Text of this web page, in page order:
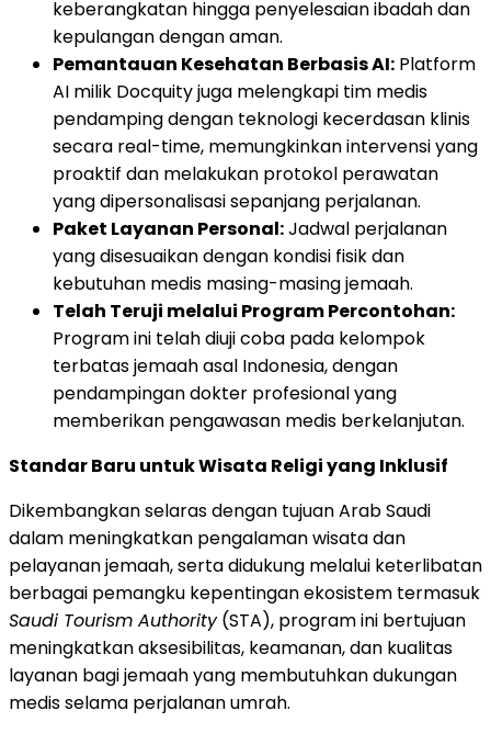
keberangkatan hingga penyelesaian ibadah dan
kepulangan dengan aman.
Pemantauan Kesehatan Berbasis AI: Platform
AI milik Docquity juga melengkapi tim medis
pendamping dengan teknologi kecerdasan klinis
secara real-time, memungkinkan intervensi yang
proaktif dan melakukan protokol perawatan
yang dipersonalisasi sepanjang perjalanan.
Paket Layanan Personal:Jadwal perjalanan
yang disesuaikan dengan kondisi fisik dan
kebutuhan medis masing-masing jemaah.
Telah Teruji melalui Program Percontohan:
Program ini telah diuji coba pada kelompok
terbatas jemaah asal Indonesia, dengan
pendampingan dokter profesional yang
memberikan pengawasan medis berkelanjutan.
Standar Baru untuk Wisata Religi yang Inklusif
Dikembangkan selaras dengan tujuan Arab Saudi
dalam meningkatkan pengalaman wisata dan
pelayanan jemaah, serta didukung melalui keterlibatan
berbagai pemangku kepentingan ekosistem termasuk
Saudi Tourism Authority(STA), program ini bertujuan
meningkatkan aksesibilitas, keamanan, dan kualitas
layanan bagi jemaah yang membutuhkan dukungan
medis selama perjalanan umrah.